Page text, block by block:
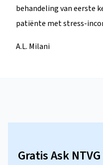
behandeling van eerste
patiënte met stress-
A.L. Milani
Gratis Ask